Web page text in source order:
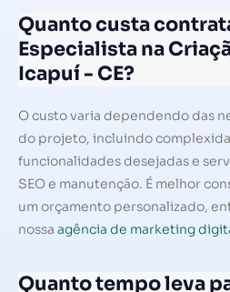
Quanto custa
Especialista na
Icapuí - CE?
O custo varia dependendo das
do projeto, incluindo
funcionalidades desejadas e
SEO e manutenção. É melhor
um orçamento personalizado,
nossa agência de marketing
Quanto tempo leva